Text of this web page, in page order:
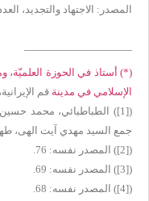
المصدر: الاجتهاد والتجديد،
(*) أستاذ في الحوزة
الإسلامي في مدينة قم
(
[1]
جمع السيد مهدي آيت الهى،
(
[2]) المصدر نفسه: 76.
(
[3]) المصدر نفسه: 69.
(
[4]) المصدر نفسه: 68.